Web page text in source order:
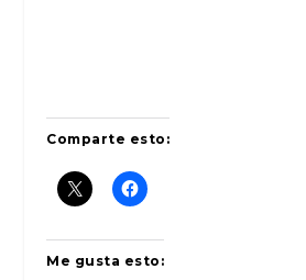
Comparte esto:
Me gusta esto: